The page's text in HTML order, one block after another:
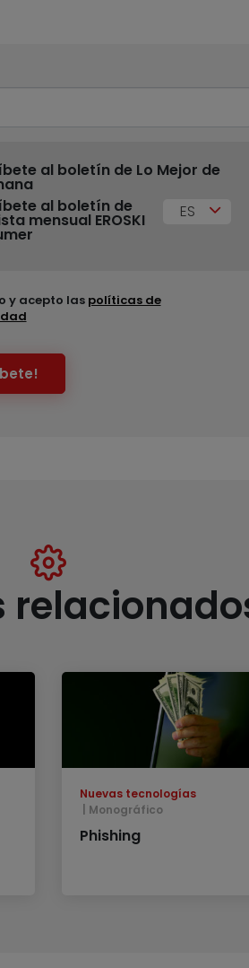
al boletín de Lo Mejor de
al boletín de
mensual EROSKI ES
y acepto las políticas de
Nuevas tecnologías
Monográfico
Phishing